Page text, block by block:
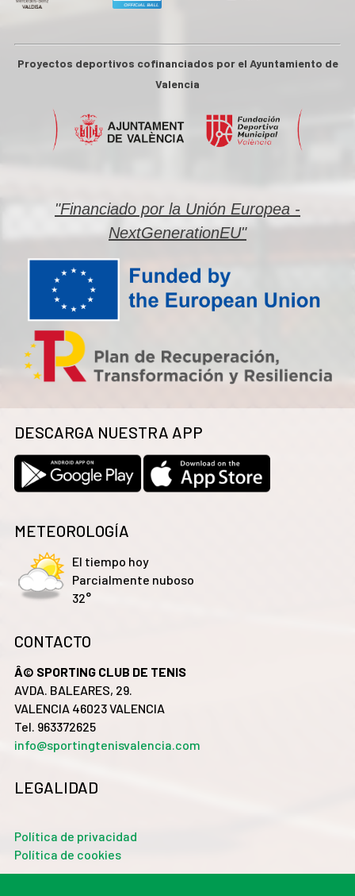
Proyectos deportivos cofinanciados por el Ayuntamiento de
Valencia
"Financiado por la Unión Europea -
NextGenerationEU"
DESCARGA NUESTRA APP
METEOROLOGÍA
El tiempo hoy
Parcialmente nuboso
32°
CONTACTO
Â© SPORTING CLUB DE TENIS
AVDA. BALEARES, 29.
VALENCIA 46023 VALENCIA
Tel. 963372625
info@sportingtenisvalencia.com
LEGALIDAD
Política de privacidad
Política de cookies